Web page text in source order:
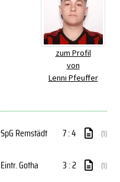
zum Profil
von
Lenni Pfeuffer
SpG Remstädt 7 : 4 (1)
Eintr. Gotha 3 : 2 (1)